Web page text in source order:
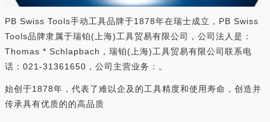
PB Swiss Tools手动工具品牌于1878年在瑞士成立，PB Swiss
Tools品牌隶属于瑞铂(上海)工具贸易有限公司，公司法人是：
Thomas * Schlapbach，瑞铂(上海)工具贸易有限公司联系电
话：021-31361650，公司主营业务：。
始创于1878年，代表了难以企及的工具精度和使用寿命，创造并
传承具有优质的的高品质